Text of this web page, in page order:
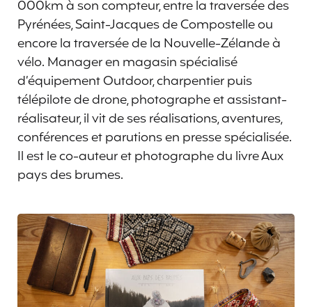
000km à son compteur, entre la traversée des
Pyrénées, Saint-Jacques de Compostelle ou
encore la traversée de la Nouvelle-Zélande à
vélo. Manager en magasin spécialisé
d’équipement Outdoor, charpentier puis
télépilote de drone, photographe et assistant-
réalisateur, il vit de ses réalisations, aventures,
conférences et parutions en presse spécialisée.
Il est le co-auteur et photographe du livre Aux
pays des brumes.